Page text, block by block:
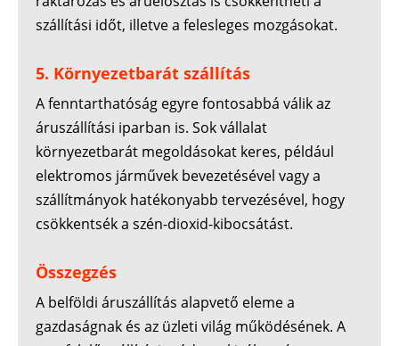
szállítási időt, illetve a felesleges mozgásokat.
5. Környezetbarát szállítás
A fenntarthatóság egyre fontosabbá válik az
áruszállítási iparban is. Sok vállalat
környezetbarát megoldásokat keres, például
elektromos járművek bevezetésével vagy a
szállítmányok hatékonyabb tervezésével, hogy
csökkentsék a szén-dioxid-kibocsátást.
Összegzés
A belföldi áruszállítás alapvető eleme a
gazdaságnak és az üzleti világ működésének. A